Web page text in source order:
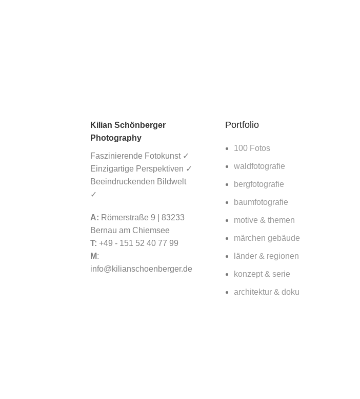
Kilian Schönberger
Photography
Faszinierende Fotokunst ✓
Einzigartige Perspektiven ✓
Beeindruckenden Bildwelt
✓
A: Römerstraße 9 | 83233
Bernau am Chiemsee
T: +49 - 151 52 40 77 99
M:
info@kilianschoenberger.de
Portfolio
100 Fotos
waldfotografie
bergfotografie
baumfotografie
motive & themen
märchen gebäude
länder & regionen
konzept & serie
architektur & doku